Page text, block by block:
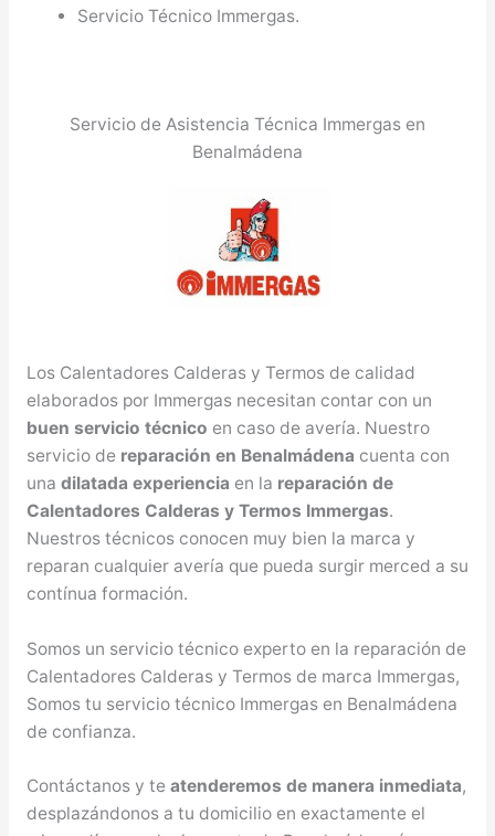
Servicio Técnico Immergas.
Servicio de Asistencia Técnica Immergas en
Benalmádena
Los Calentadores Calderas y Termos de calidad
elaborados por Immergas necesitan contar con un
buen servicio técnico en caso de avería. Nuestro
servicio de reparación en Benalmádena cuenta con
una dilatada experiencia en la reparación de
Calentadores Calderas y Termos Immergas.
Nuestros técnicos conocen muy bien la marca y
reparan cualquier avería que pueda surgir merced a su
contínua formación.
Somos un servicio técnico experto en la reparación de
Calentadores Calderas y Termos de marca Immergas,
Somos tu servicio técnico Immergas en Benalmádena
de confianza.
Contáctanos y te atenderemos de manera inmediata,
desplazándonos a tu domicilio en exactamente el